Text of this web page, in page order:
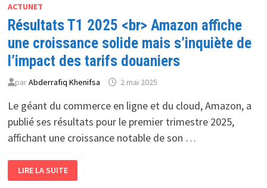
ACTUNET
Résultats T1 2025 <br> Amazon affiche
une croissance solide mais s’inquiète de
l’impact des tarifs douaniers
parAbderrafiq Khenifsa 2 mai 2025
Le géant du commerce en ligne et du cloud, Amazon, a
publié ses résultats pour le premier trimestre 2025,
affichant une croissance notable de son …
T1
2025
LIRE LA SUITE